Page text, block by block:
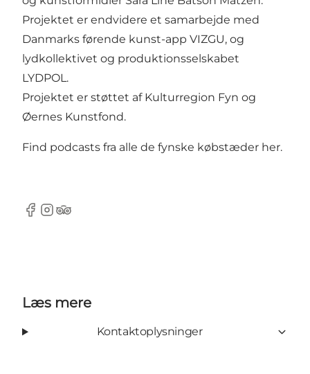
Projektet er endvidere et samarbejde med
Danmarks førende kunst-app VIZGU, og
lydkollektivet og produktionsselskabet
LYDPOL.
Projektet er støttet af Kulturregion Fyn og
Øernes Kunstfond.
Find podcasts fra alle de fynske købstæder her.
Facebook
Instagram
Tripadvisor
Læs mere
Kontaktoplysninger